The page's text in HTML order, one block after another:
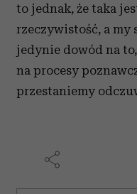
to jednak, że taka
rzeczywistość, a my
jedynie dowód na
na procesy
przestaniemy